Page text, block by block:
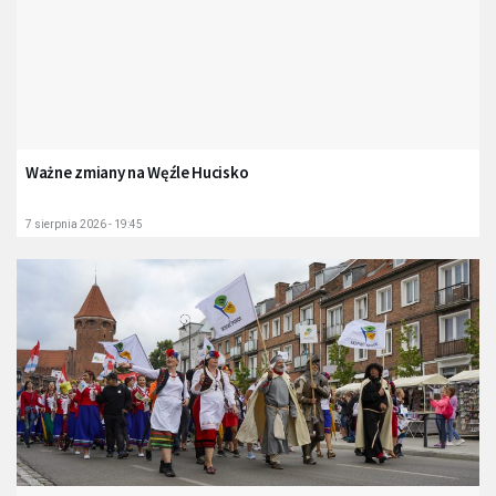
Ważne zmiany na Węźle Hucisko
7 sierpnia 2026 - 19:45